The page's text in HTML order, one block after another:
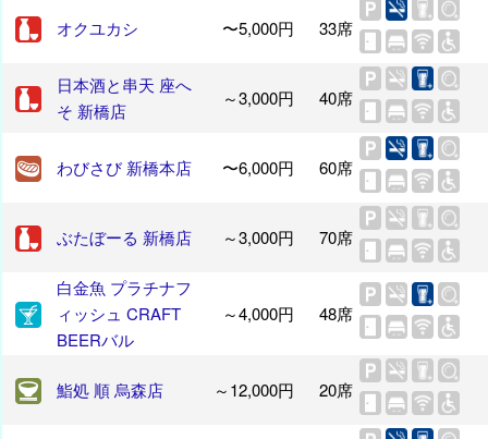
オクユカシ 〜5,000円 33席
日本酒と串天 座へ
そ 新橋店
～3,000円 40席
わびさび 新橋本店 〜6,000円 60席
ぶたぼーる 新橋店 ～3,000円 70席
白金魚 プラチナフ
ィッシュ CRAFT
BEERバル
～4,000円 48席
鮨処 順 烏森店 ～12,000円 20席